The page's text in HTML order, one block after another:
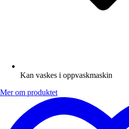
Kan vaskes i oppvaskmaskin
Mer om produktet